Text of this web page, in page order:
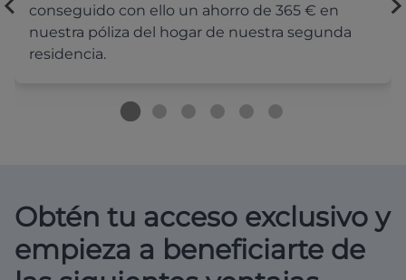
conseguido con ello un ahorro de 365 € en
nuestra póliza del hogar de nuestra segunda
residencia.
Obtén tu acceso exclusivo y
empieza a beneficiarte de